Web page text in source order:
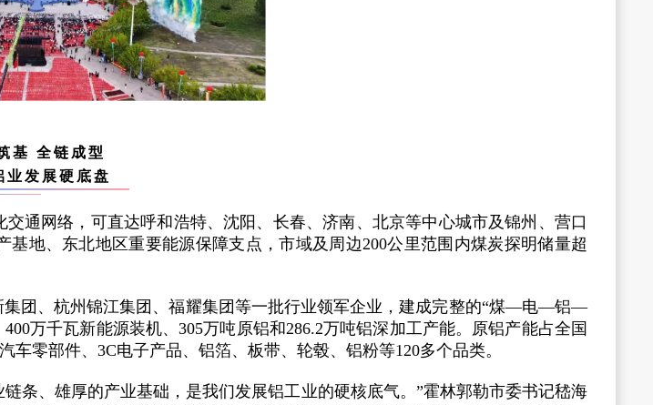
基 全链成型
业发展硬底盘
通网络，可直达呼和浩特、沈阳、长春、济南、北京等中心城市及锦州、营口
地、东北地区重要能源保障支点，市域及周边200公里范围内煤炭探明储量超
团、杭州锦江集团、福耀集团等一批行业领军企业，建成完整的“煤—电—铝—
万千瓦新能源装机、305万吨原铝和286.2万吨铝深加工产能。原铝产能占全国
零部件、3C电子产品、铝箔、板带、轮毂、铝粉等120多个品类。
条、雄厚的产业基础，是我们发展铝工业的硬核底气。”霍林郭勒市委书记嵇海